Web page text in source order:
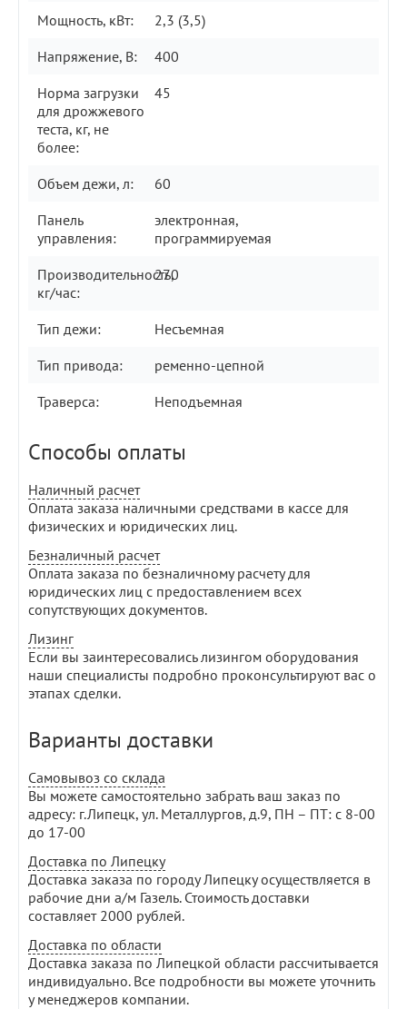
Мощность, кВт:
2,3 (3,5)
Напряжение, В:
400
Норма загрузки
для дрожжевого
теста, кг, не
более:
45
Объем дежи, л:
60
Панель
управления:
электронная,
программируемая
Производительность,
кг/час:
270
Тип дежи:
Несъемная
Тип привода:
ременно-цепной
Траверса:
Неподъемная
Способы оплаты
Наличный расчет
Оплата заказа наличными средствами в кассе для
физических и юридических лиц.
Безналичный расчет
Оплата заказа по безналичному расчету для
юридических лиц с предоставлением всех
сопутствующих документов.
Лизинг
Если вы заинтересовались лизингом оборудования
наши специалисты подробно проконсультируют вас о
этапах сделки.
Варианты доставки
Самовывоз со склада
Вы можете самостоятельно забрать ваш заказ по
адресу: г.Липецк, ул. Металлургов, д.9, ПН – ПТ: с 8-00
до 17-00
Доставка по Липецку
Доставка заказа по городу Липецку осуществляется в
рабочие дни а/м Газель. Стоимость доставки
составляет 2000 рублей.
Доставка по области
Доставка заказа по Липецкой области рассчитывается
индивидуально. Все подробности вы можете уточнить
у менеджеров компании.